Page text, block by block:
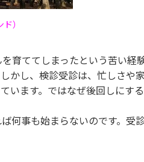
）
育ててしまったという苦い経
かし、検診受診は、忙しさや
います。ではなぜ後回しにす
何事も始まらないのです。受